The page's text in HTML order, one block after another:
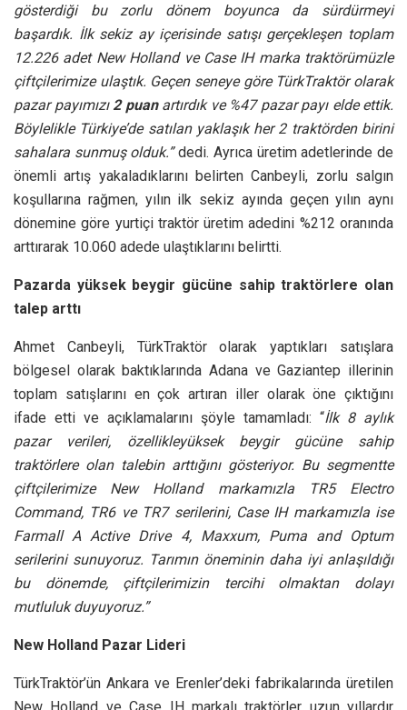
gösterdiği bu zorlu dönem boyunca da sürdürmeyi
başardık. İlk sekiz ay içerisinde satışı gerçekleşen toplam
12.226 adet New Holland ve Case IH marka traktörümüzle
çiftçilerimize ulaştık. Geçen seneye göre TürkTraktör olarak
pazar payımızı 2 puanartırdık ve %47 pazar payı elde ettik.
Böylelikle Türkiye’de satılan yaklaşık her 2 traktörden birini
sahalara sunmuş olduk.”dedi. Ayrıca üretim adetlerinde de
önemli artış yakaladıklarını belirten Canbeyli, zorlu salgın
koşullarına rağmen, yılın ilk sekiz ayında geçen yılın aynı
dönemine göre yurtiçi traktör üretim adedini %212 oranında
arttırarak 10.060 adede ulaştıklarını belirtti.
Pazarda yüksek beygir gücüne sahip traktörlere olan
talep arttı
Ahmet Canbeyli, TürkTraktör olarak yaptıkları satışlara
bölgesel olarak baktıklarında Adana ve Gaziantep illerinin
toplam satışlarını en çok artıran iller olarak öne çıktığını
ifade etti ve açıklamalarını şöyle tamamladı: “İlk 8 aylık
pazar verileri, özellikleyüksek beygir gücüne sahip
traktörlere olan talebin arttığını gösteriyor. Bu segmentte
çiftçilerimize New Holland markamızla TR5 Electro
Command, TR6 ve TR7 serilerini, Case IH markamızla ise
Farmall A Active Drive 4, Maxxum, Puma and Optum
serilerini sunuyoruz. Tarımın öneminin daha iyi anlaşıldığı
bu dönemde, çiftçilerimizin tercihi olmaktan dolayı
mutluluk duyuyoruz.”
New Holland Pazar Lideri
TürkTraktör’ün Ankara ve Erenler’deki fabrikalarında üretilen